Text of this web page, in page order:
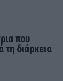
που
τη διάρκεια